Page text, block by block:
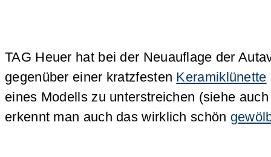
TAG Heuer hat bei der Neuauflage der
gegenüber einer kratzfesten Keramiklünette
eines Modells zu unterstreichen (siehe
erkennt man auch das wirklich schön